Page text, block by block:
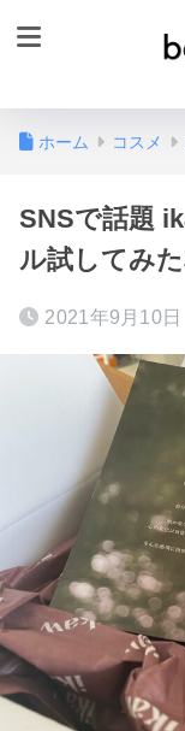
ホーム コスメ
SNSで話題
ル試してみ
2021年9月10日